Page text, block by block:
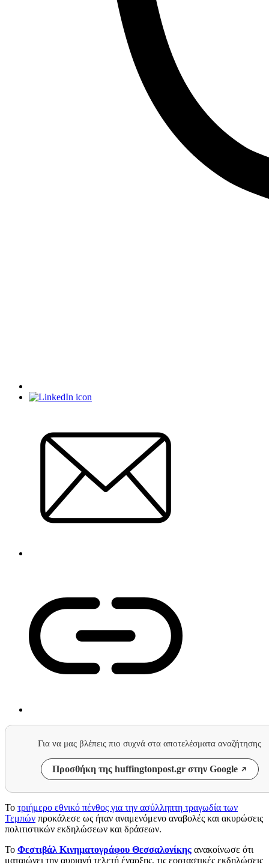
Για να μας βλέπεις πιο συχνά στα αποτελέσματα αναζήτησης
Προσθήκη της huffingtonpost.gr στην Google
Το τριήμερο εθνικό πένθος για την ασύλληπτη τραγωδία των
Τεμπών προκάλεσε ως ήταν αναμενόμενο αναβολές και ακυρώσεις
πολιτιστικών εκδηλώσεων και δράσεων.
Το Φεστιβάλ Κινηματογράφου Θεσσαλονίκης ανακοίνωσε ότι
ματαιώνει την αυριανή τελετή έναρξης, τις εορταστικές εκδηλώσεις